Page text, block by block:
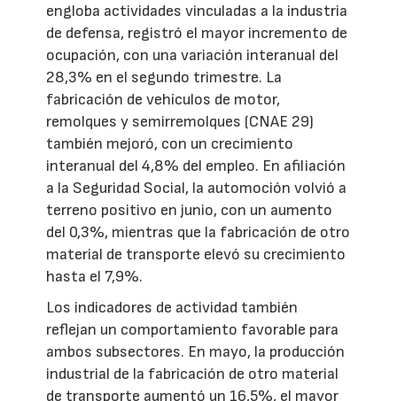
engloba actividades vinculadas a la industria
de defensa, registró el mayor incremento de
ocupación, con una variación interanual del
28,3% en el segundo trimestre. La
fabricación de vehículos de motor,
remolques y semirremolques (CNAE 29)
también mejoró, con un crecimiento
interanual del 4,8% del empleo. En afiliación
a la Seguridad Social, la automoción volvió a
terreno positivo en junio, con un aumento
del 0,3%, mientras que la fabricación de otro
material de transporte elevó su crecimiento
hasta el 7,9%.
Los indicadores de actividad también
reflejan un comportamiento favorable para
ambos subsectores. En mayo, la producción
industrial de la fabricación de otro material
de transporte aumentó un 16,5%, el mayor